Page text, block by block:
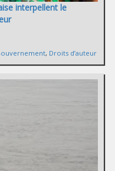
interpellent le
, Droits d’auteur